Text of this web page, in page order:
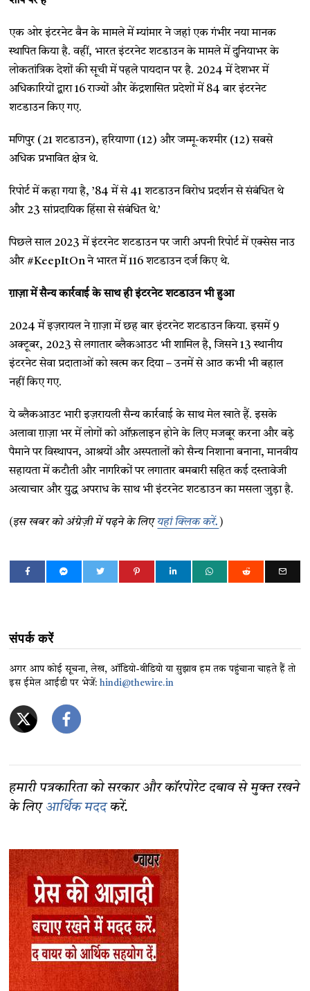
एक ओर इंटरनेट बैन के मामले में म्यांमार ने जहां एक गंभीर नया मानक
स्थापित किया है. वहीं, भारत इंटरनेट शटडाउन के मामले में दुनियाभर के
लोकतांत्रिक देशों की सूची में पहले पायदान पर है. 2024 में देशभर में
अधिकारियों द्वारा 16 राज्यों और केंद्रशासित प्रदेशों में 84 बार इंटरनेट
शटडाउन किए गए.
मणिपुर (21 शटडाउन), हरियाणा (12) और जम्मू-कश्मीर (12) सबसे
अधिक प्रभावित क्षेत्र थे.
रिपोर्ट में कहा गया है, ’84 में से 41 शटडाउन विरोध प्रदर्शन से संबंधित थे
और 23 सांप्रदायिक हिंसा से संबंधित थे.’
पिछले साल 2023 में इंटरनेट शटडाउन पर जारी अपनी रिपोर्ट में एक्सेस नाउ
और #KeepItOn ने भारत में 116 शटडाउन दर्ज किए थे.
ग़ाज़ा में सैन्य कार्रवाई के साथ ही इंटरनेट शटडाउन भी हुआ
2024 में इज़रायल ने ग़ाज़ा में छह बार इंटरनेट शटडाउन किया. इसमें 9
अक्टूबर, 2023 से लगातार ब्लैकआउट भी शामिल है, जिसने 13 स्थानीय
इंटरनेट सेवा प्रदाताओं को खत्म कर दिया – उनमें से आठ कभी भी बहाल
नहीं किए गए.
ये ब्लैकआउट भारी इज़रायली सैन्य कार्रवाई के साथ मेल खाते हैं. इसके
अलावा ग़ाज़ा भर में लोगों को ऑफ़लाइन होने के लिए मजबूर करना और बड़े
पैमाने पर विस्थापन, आश्रयों और अस्पतालों को सैन्य निशाना बनाना, मानवीय
सहायता में कटौती और नागरिकों पर लगातार बमबारी सहित कई दस्तावेजी
अत्याचार और युद्ध अपराध के साथ भी इंटरनेट शटडाउन का मसला जुड़ा है.
(इस खबर को अंग्रेज़ी में पढ़ने के लिएयहां क्लिक करें. )
संपर्क करें
अगर आप कोई सूचना, लेख, ऑडियो-वीडियो या सुझाव हम तक पहुंचाना चाहते हैं तो
इस ईमेल आईडी पर भेजें:hindi@thewire.in
हमारी पत्रकारिता को सरकार और कॉरपोरेट दबाव से मुक्त रखने
के लिए आर्थिक मददकरें.